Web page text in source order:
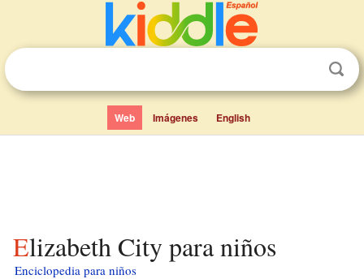
Web Imágenes English
Elizabeth City para niños
Enciclopedia para niños